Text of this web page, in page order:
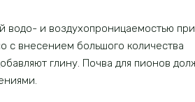
водо- и воздухопроницаемостью при
с внесением большого количества
глину. Почва для пионов